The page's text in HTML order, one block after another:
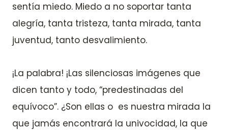
sentía miedo. Miedo a no soportar tanta
alegría, tanta tristeza, tanta mirada, tanta
juventud, tanto desvalimiento.
¡La palabra! ¡Las silenciosas imágenes que
dicen tanto y todo, “predestinadas del
equívoco”. ¿Son ellas o es nuestra mirada la
que jamás encontrará la univocidad, la que